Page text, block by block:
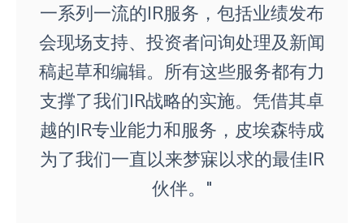
一系列一流的IR服务，包括业绩发布
会现场支持、投资者问询处理及新闻
稿起草和编辑。所有这些服务都有力
支撑了我们IR战略的实施。凭借其卓
越的IR专业能力和服务，皮埃森特成
为了我们一直以来梦寐以求的最佳IR
伙伴。"